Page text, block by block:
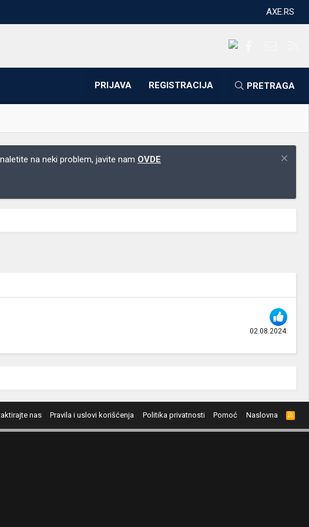
AXE.RS
PRIJAVA REGISTRACIJA PRETRAGA
na neki problem, javite nam OVDE
02.08.2024.
nas Pravila i uslovi korišćenja Politika privatnosti Pomoć Naslovna
R
S
S